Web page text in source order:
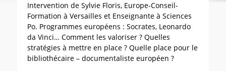
Intervention de Sylvie Floris, Europe-Conseil-
Formation à Versailles et Enseignante à Sciences
Po. Programmes européens : Socrates, Leonardo
da Vinci… Comment les valoriser ? Quelles
stratégies à mettre en place ? Quelle place pour le
bibliothécaire – documentaliste européen ?